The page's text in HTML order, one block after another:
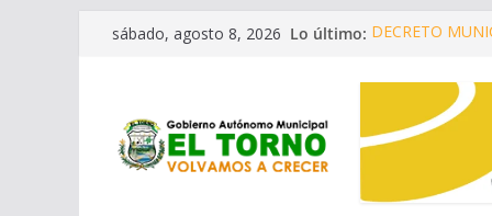
Saltarsábado, agosto 8, 2026 Lo último: DECRETO
CONVENIO DE
LA
LEY